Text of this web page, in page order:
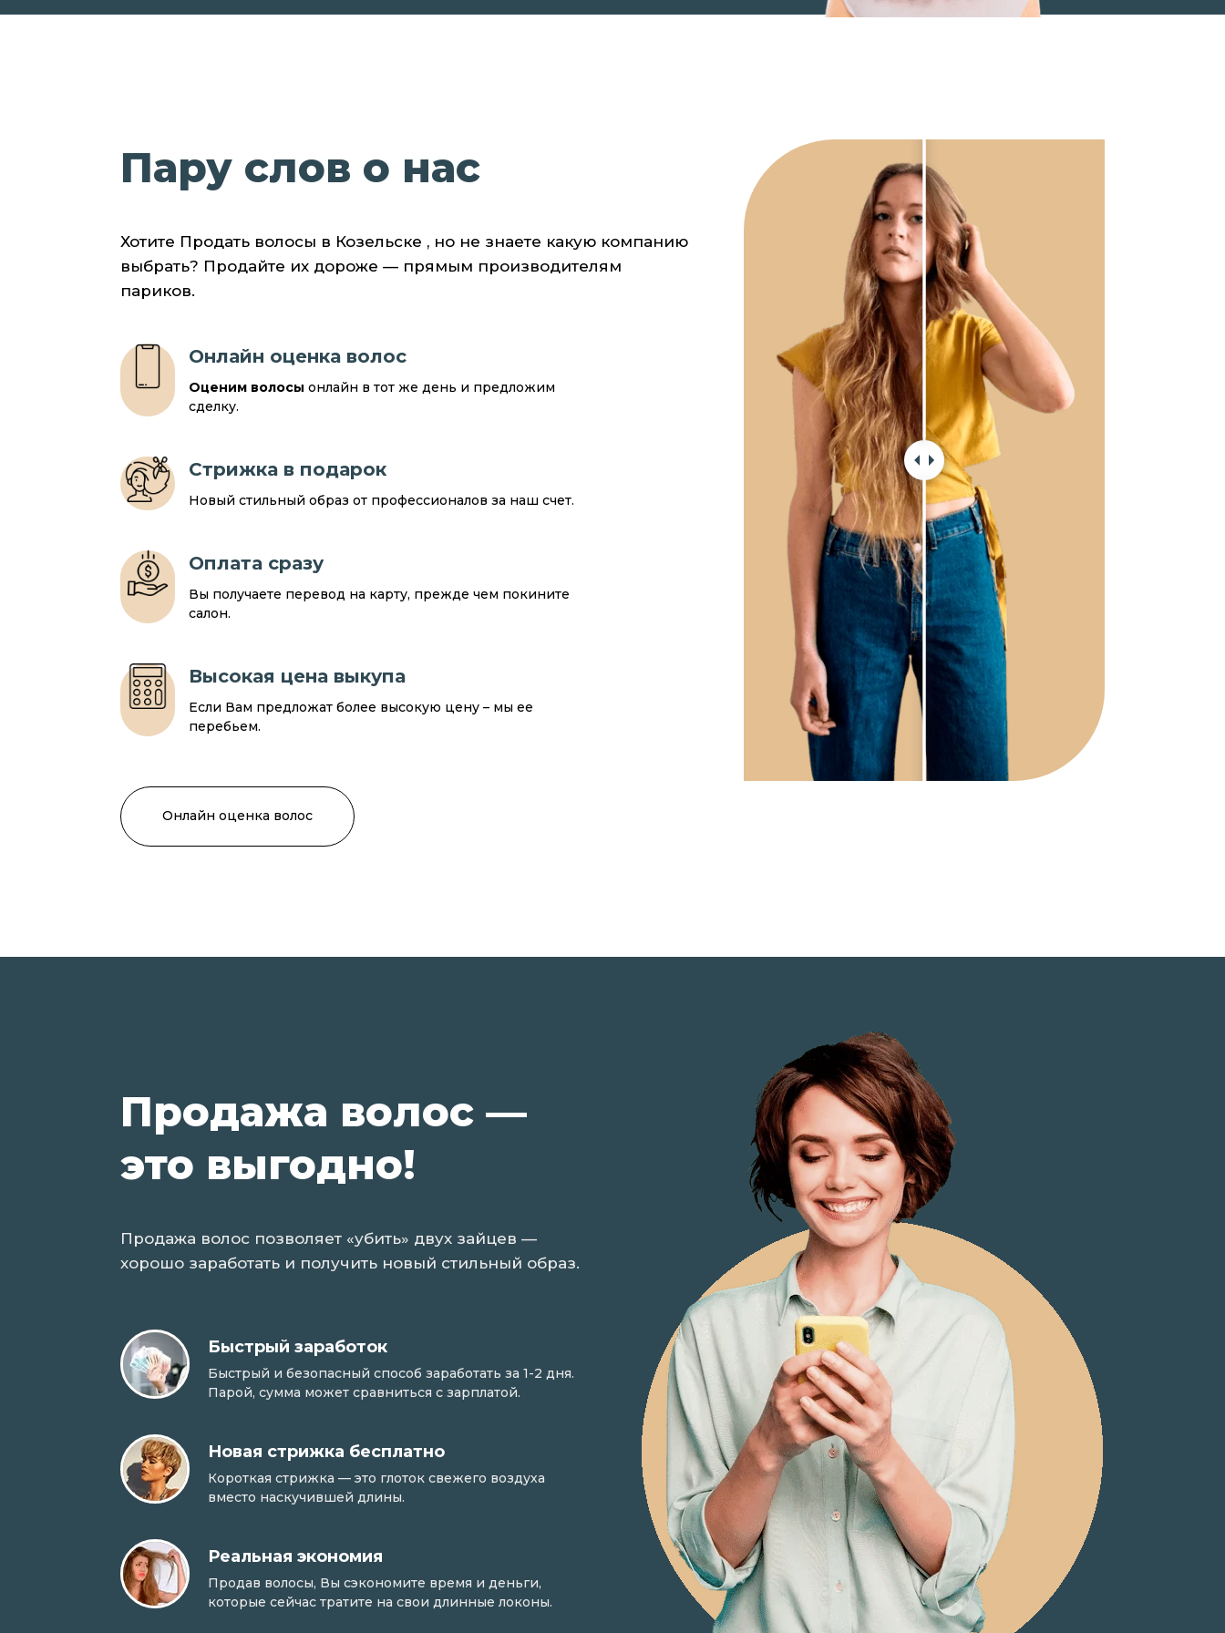
Пару слов о нас
Хотите Продать волосы в Козельске , но не знаете какую компанию
выбрать? Продайте их дороже — прямым производителям
париков.
Онлайн оценка волос
Оценим волосы онлайн в тот же день и предложим
сделку.
Стрижка в подарок
Новый стильный образ от профессионалов за наш счет.
Оплата сразу
Вы получаете перевод на карту, прежде чем покините
салон.
Высокая цена выкупа
Если Вам предложат более высокую цену – мы ее
перебьем.
Онлайн оценка волос
Продажа волос —
это выгодно!
Продажа волос позволяет «убить» двух зайцев —
хорошо заработать и получить новый стильный образ.
Быстрый заработок
Быстрый и безопасный способ заработать за 1-2 дня.
Парой, сумма может сравниться с зарплатой.
Новая стрижка бесплатно
Короткая стрижка — это глоток свежего воздуха
вместо наскучившей длины.
Реальная экономия
Продав волосы, Вы сэкономите время и деньги,
которые сейчас тратите на свои длинные локоны.